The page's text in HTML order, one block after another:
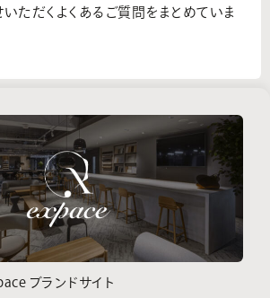
ただくよくあるご質問をまとめていま
ブランドサイト